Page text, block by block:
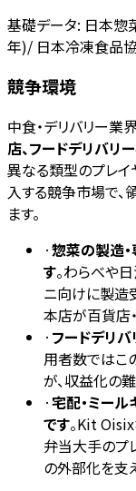
基礎データ: 日本惣
年)/ 日本冷凍食品
競争環境
中食・デリバリー業
店、フードデリバリ
異なる類型のプレ
入する競争市場で
ます。
·惣菜の製造
す。わらべや
ニ向けに製造
本店が百貨店
· フードデリ
用者数ではこ
が、収益化の
·宅配・ミール
です。Kit
弁当大手のプ
の外部化を支